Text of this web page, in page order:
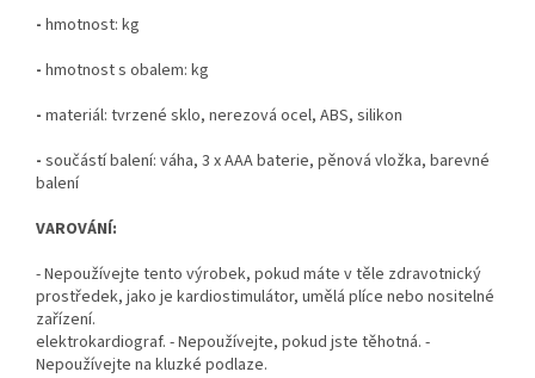
- hmotnost: kg
- hmotnost s obalem: kg
- materiál: tvrzené sklo, nerezová ocel, ABS, silikon
- součástí balení: váha, 3 x AAA baterie, pěnová vložka, barevné
balení
VAROVÁNÍ:
- Nepoužívejte tento výrobek, pokud máte v těle zdravotnický
prostředek, jako je kardiostimulátor, umělá plíce nebo nositelné
zařízení.
elektrokardiograf. - Nepoužívejte, pokud jste těhotná. -
Nepoužívejte na kluzké podlaze.